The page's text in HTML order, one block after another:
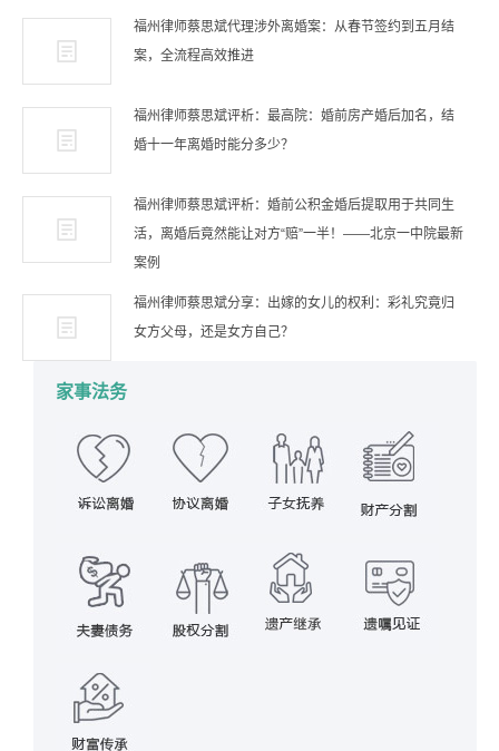
福州律师蔡思斌代理涉外离婚案：从春节签约到五月结
案，全流程高效推进
福州律师蔡思斌评析：最高院：婚前房产婚后加名，结
婚十一年离婚时能分多少？
福州律师蔡思斌评析：婚前公积金婚后提取用于共同生
活，离婚后竟然能让对方“赔”一半！——北京一中院最新
案例
福州律师蔡思斌分享：出嫁的女儿的权利：彩礼究竟归
女方父母，还是女方自己？
家事法务